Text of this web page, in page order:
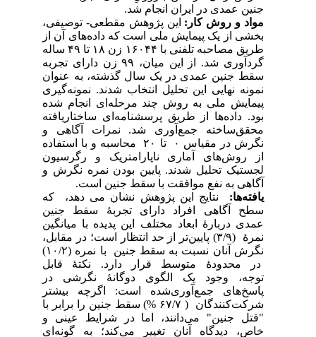
جنین عمدی در ایران انجام شد.
مواد و روش کار‌:این پژوهش مقطعی- توصیفی،
بخشی از یک پیمایش ملی است که داده‌های آن از
طریق مصاحبه تلفنی با ۱۶۰۴۴ زن ۱۸ تا ۴۹ ساله
گردآوری شد. از این میان، ۹۹ زن دارای تجربه
سقط جنین عمدی در یک سال گذشته، به عنوان
نمونه نهایی این تحلیل انتخاب شدند. نمونه‌گیری
پیمایش ملی به روش چند مرحله‌ای انجام شده
بود. داده‌ها از طریق پرسشنامه‌ای ساختاریافته
محقق‌ساخته جمع‌آوری شد. نمرات آگاهی و
نگرش در مقیاس ۰ تا ۲۰ محاسبه و با استفاده
از روش‌های آماری ناپارامتریک و رگرسیون
لجستیک تحلیل شدند. پایین بودن نمره نگرش و
آگاهی به نفع موافقت با سقط جنین است.
یافته‌ها:نتایج این پژوهش نشان می دهد، که
سطح آگاهی افراد دارای تجربۀ سقط جنین
عمدی دربارۀ ابعاد مختلف این پدیده با میانگین
نمرۀ (۳/۹) پایین‌تر از حد انتظار است؛ در مقابل،
نگرش آنان نسبت به سقط جنین با نمره (۱۰/۲)
در محدودۀ متوسط قرار دارد. نکتۀ قابل
توجه، وجود یک الگوی دوگانۀ نگرشی در
پاسخ‌های جمع‌آوری‌شده است: اگرچه بیشتر
شرکت‌کنندگان ( ۶۷/۷ %) سقط جنین را برابر با
"قتل جنین" می‌دانند، اما در شرایط عینی و
خاص، دیدگاه آنان تغییر می‌کند؛ به گونه‌ای